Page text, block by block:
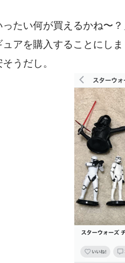
ったい何が買えるかね〜
ュアを購入することにし
うだし。